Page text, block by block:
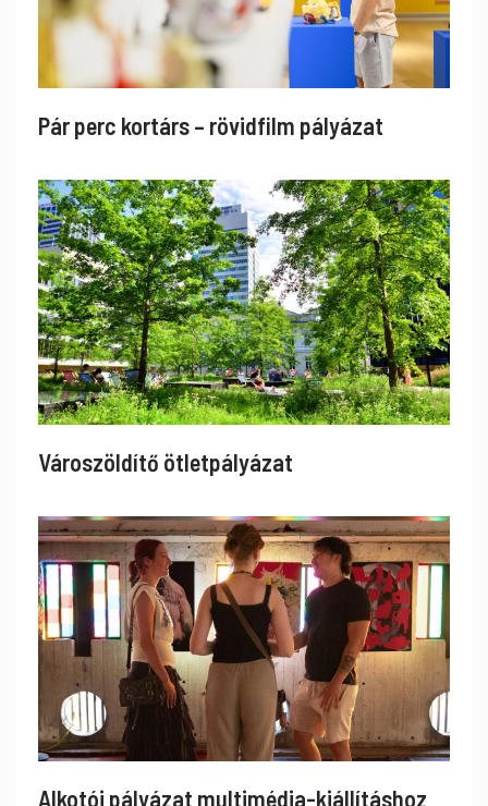
Pár perc kortárs – rövidfilm pályázat
Városzöldítő ötletpályázat
Alkotói pályázat multimédia-kiállításhoz